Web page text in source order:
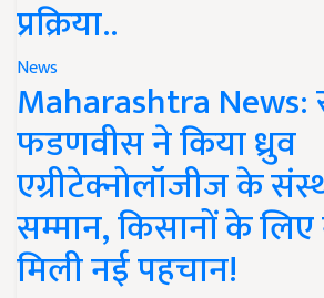
प्रक्रिया..
News
Maharashtra News:
फडणवीस ने किया ध्रुव
एग्रीटेक्नोलॉजीज के
सम्मान, किसानों के
मिली नई पहचान!